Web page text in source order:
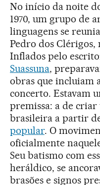
No início da noite
1970, um grupo de
linguagens se
Pedro dos Clérigos,
Inflados pelo
Suassuna,
obras que incluiam
concerto. Estavam
premissa: a de
brasileira a partir
popular. O
oficialmente
Seu batismo com
heráldico, se
brasões e signos